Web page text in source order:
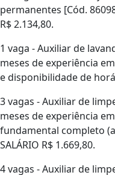
permanentes [Cód.
R$ 2.134,80.
1 vaga - Auxiliar de
meses de experiência
e disponibilidade de
3 vagas - Auxiliar de
meses de experiência
fundamental completo
SALÁRIO R$ 1.669,80.
4 vagas - Auxiliar de